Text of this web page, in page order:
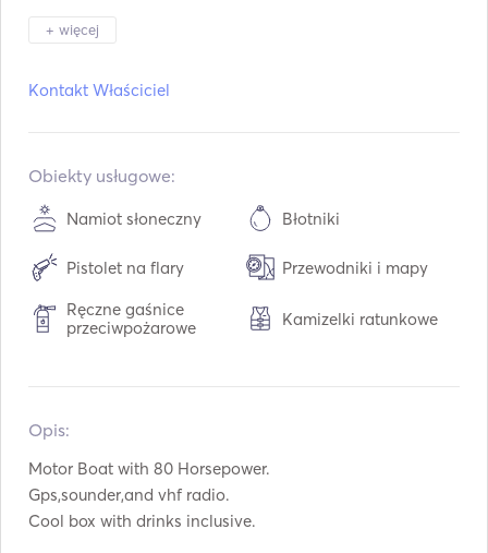
+ więcej
Silniki:1 x 80hp
Typ paliwa:
Pojemność paliwa:
Maks. prędkość podróżna:
26 węzły
Kontakt Właściciel
Obiekty usługowe:
Namiot słoneczny Błotniki
Pistolet na flary Przewodniki i mapy
Ręczne gaśnice
przeciwpożarowe
Kamizelki ratunkowe
Opis:
Motor Boat with 80 Horsepower.
Gps,sounder,and vhf radio.
Cool box with drinks inclusive.